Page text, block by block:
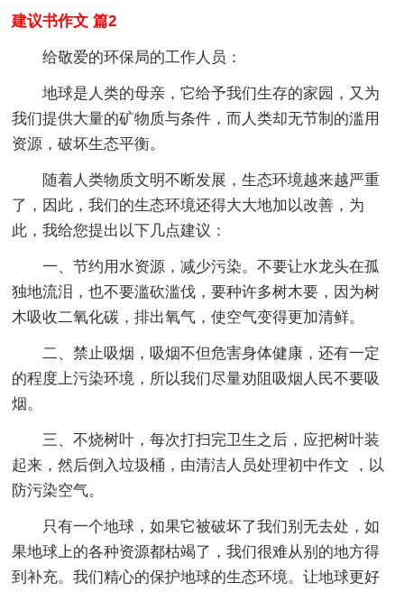
建议书作文 篇2
给敬爱的环保局的工作人员：
地球是人类的母亲，它给予我们生存的家园，又为
我们提供大量的矿物质与条件，而人类却无节制的滥用
资源，破坏生态平衡。
随着人类物质文明不断发展，生态环境越来越严重
了，因此，我们的生态环境还得大大地加以改善，为
此，我给您提出以下几点建议：
一、节约用水资源，减少污染。不要让水龙头在孤
独地流泪，也不要滥砍滥伐，要种许多树木要，因为树
木吸收二氧化碳，排出氧气，使空气变得更加清鲜。
二、禁止吸烟，吸烟不但危害身体健康，还有一定
的程度上污染环境，所以我们尽量劝阻吸烟人民不要吸
烟。
三、不烧树叶，每次打扫完卫生之后，应把树叶装
起来，然后倒入垃圾桶，由清洁人员处理初中作文 ，以
防污染空气。
只有一个地球，如果它被破坏了我们别无去处，如
果地球上的各种资源都枯竭了，我们很难从别的地方得
到补充。我们精心的保护地球的生态环境。让地球更好